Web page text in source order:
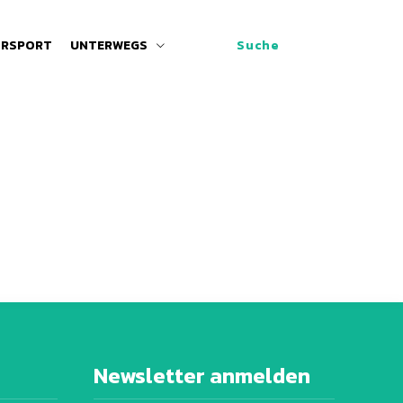
Suche
UNTERWEGS
Newsletter anmelden